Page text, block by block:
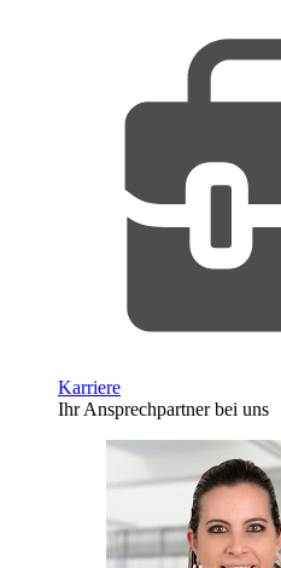
Karriere
Ihr Ansprechpartner bei uns